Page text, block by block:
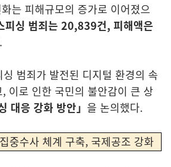
는 피해규모의 증가로 이어졌으
피싱 범죄는 20,839건, 피해액은
싱 범죄가 발전된 디지털 환경의 속
, 이로 인한 국민의 불안감이 큰 상
대응 강화 방안」 을 논의했다.
중수사 체계 구축, 국제공조 강화